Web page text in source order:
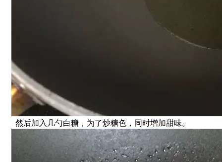
然后加入几勺白糖，为了炒糖色，同时增加甜味。